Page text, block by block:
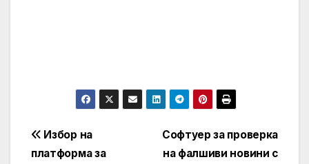
Навигация
Софтуер за проверка
на фалшиви новини с
Избор на
платформа за